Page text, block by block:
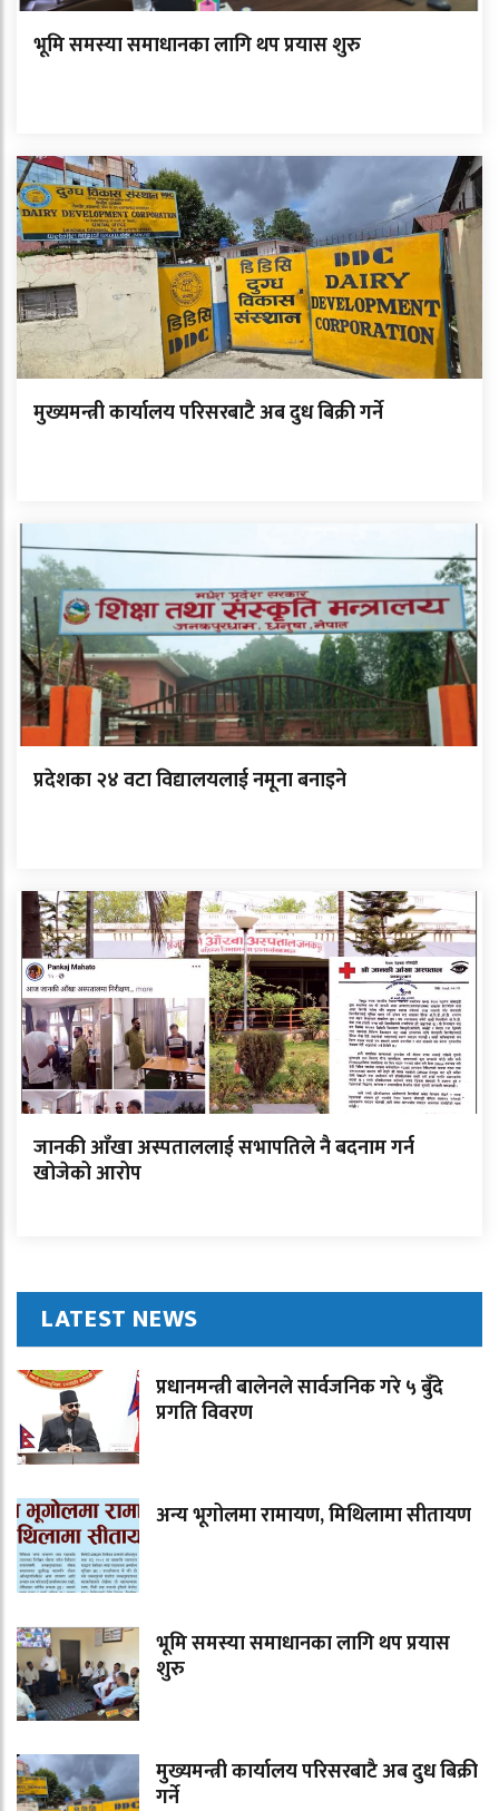
भूमि समस्या समाधानका लागि थप प्रयास शुरु
मुख्यमन्त्री कार्यालय परिसरबाटै अब दुध बिक्री गर्ने
प्रदेशका २४ वटा विद्यालयलाई नमूना बनाइने
जानकी आँखा अस्पताललाई सभापतिले नै बदनाम गर्न
खोजेको आरोप
LATEST NEWS
प्रधानमन्त्री बालेनले सार्वजनिक गरे ५ बुँदे
प्रगति विवरण
अन्य भूगोलमा रामायण, मिथिलामा सीतायण
भूमि समस्या समाधानका लागि थप प्रयास
शुरु
मुख्यमन्त्री कार्यालय परिसरबाटै अब दुध बिक्री
गर्ने